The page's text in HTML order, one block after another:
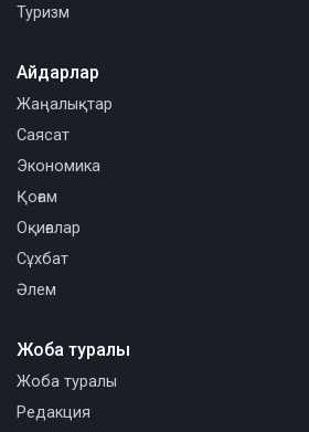
Туризм
Айдарлар
Жаңалықтар
Саясат
Экономика
Қоғам
Оқиғалар
Сұхбат
Әлем
Жоба туралы
Жоба туралы
Редакция